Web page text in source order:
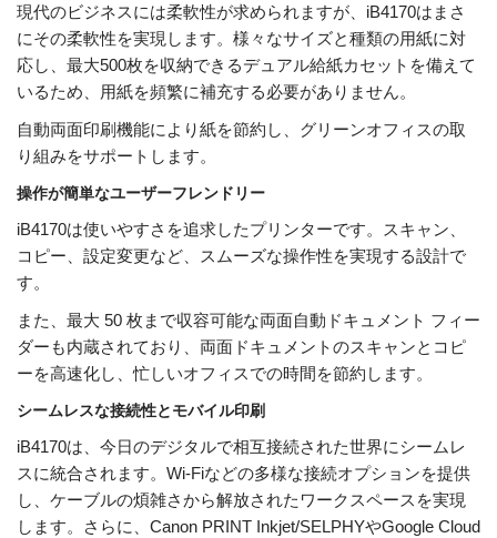
現代のビジネスには柔軟性が求められますが、iB4170はまさ
にその柔軟性を実現します。様々なサイズと種類の用紙に対
応し、最大500枚を収納できるデュアル給紙カセットを備えて
いるため、用紙を頻繁に補充する必要がありません。
自動両面印刷機能により紙を節約し、グリーンオフィスの取
り組みをサポートします。
操作が簡単なユーザーフレンドリー
iB4170は使いやすさを追求したプリンターです。スキャン、
コピー、設定変更など、スムーズな操作性を実現する設計で
す。
また、最大 50 枚まで収容可能な両面自動ドキュメント フィー
ダーも内蔵されており、両面ドキュメントのスキャンとコピ
ーを高速化し、忙しいオフィスでの時間を節約します。
シームレスな接続性とモバイル印刷
iB4170は、今日のデジタルで相互接続された世界にシームレ
スに統合されます。Wi-Fiなどの多様な接続オプションを提供
し、ケーブルの煩雑さから解放されたワークスペースを実現
します。さらに、Canon PRINT Inkjet/SELPHYやGoogle Cloud